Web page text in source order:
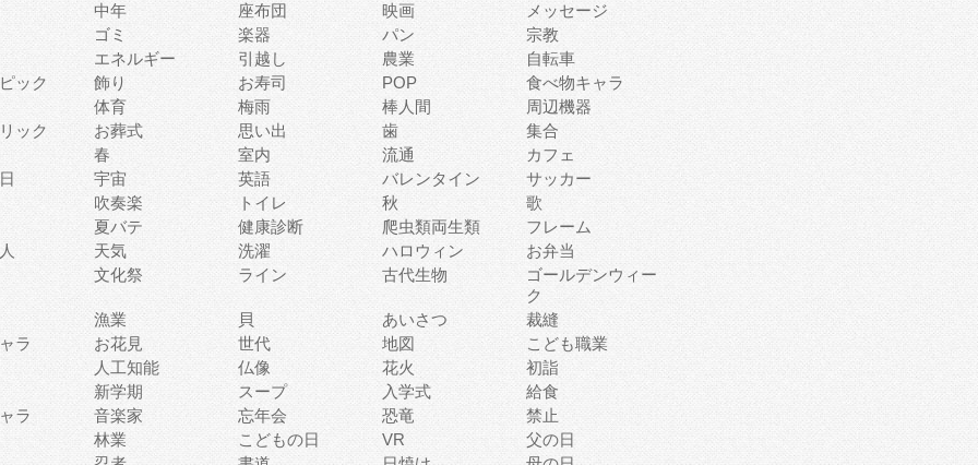
中年
座布団 映画
メッセージ
ゴミ
楽器 パン
宗教
エネルギー
引越し 農業
自転車
ック
飾り お寿司 POP
食べ物キャラ
体育
梅雨 棒人間
周辺機器
ック
お葬式 思い出 歯
集合
春
室内 流通
カフェ
宇宙 英語 バレンタイン
サッカー
吹奏楽
トイレ 秋
歌
夏バテ
健康診断 爬虫類両生類
フレーム
天気 洗濯 ハロウィン
お弁当
文化祭
ライン 古代生物
ゴールデンウィー
ク
漁業
貝 あいさつ
裁縫
ラ
お花見 世代 地図
こども職業
人工知能
仏像 花火
初詣
新学期
スープ 入学式
給食
ラ
音楽家 忘年会 恐竜
禁止
林業
こどもの日 VR
父の日